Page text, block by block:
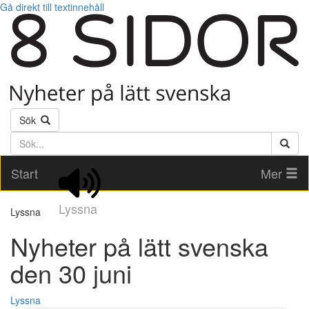
Gå direkt till textinnehåll
Sök
Söktext
Start
Lyssna
Mer
Lyssna
Nyheter på lätt svenska
den 30 juni
Lyssna